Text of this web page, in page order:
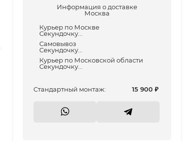
Информация о доставке
Москва
Курьер по Москве
Секундочку...
Самовывоз
Секундочку...
Курьер по Московской области
Секундочку...
Cтандартный монтаж: 15 900 ₽